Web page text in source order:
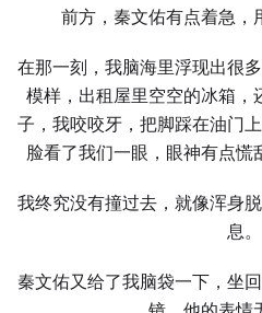
前方，秦文佑有点着急，
在那一刻，我脑海里浮现出很
模样，出租屋里空空的冰箱，
子，我咬咬牙，把脚踩在油门
脸看了我们一眼，眼神有点慌
我终究没有撞过去，就像浑身
息。
秦文佑又给了我脑袋一下，坐